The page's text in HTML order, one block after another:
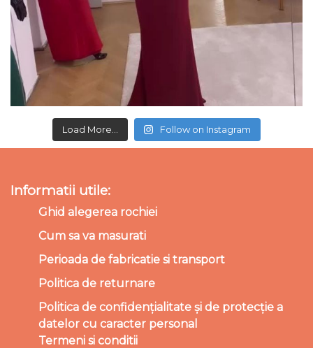
Load More... Follow on Instagram
Informatii utile:
Ghid alegerea rochiei
Cum sa va masurati
Perioada de fabricatie si transport
Politica de returnare
Politica de confidențialitate și de protecție a
datelor cu caracter personal
Termeni si conditii